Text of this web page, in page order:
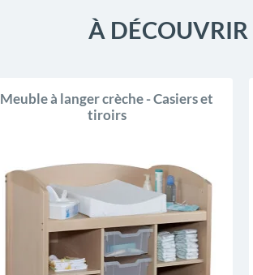
À
Meuble à langer crèche - Casiers et
tiroirs